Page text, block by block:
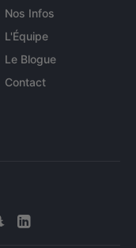
Nos Infos
L'Équipe
Le Blogue
Contact